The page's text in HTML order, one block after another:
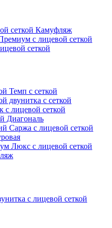
сеткой Камуфляж
с лицевой сеткой
сеткой
Темп с сеткой
двунитка с сеткой
лицевой сеткой
Диагональ
Саржа с лицевой сеткой
Люкс с лицевой сеткой
с лицевой сеткой